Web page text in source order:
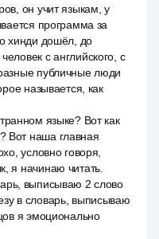
он учит языкам, у
программа за
хинди дошёл, до
с английского, с
публичные люди
называется, как
языке? Вот как
Вот наша главная
условно говоря,
я начинаю читать.
выписываю 2 слово
в словарь, выписываю
я эмоционально